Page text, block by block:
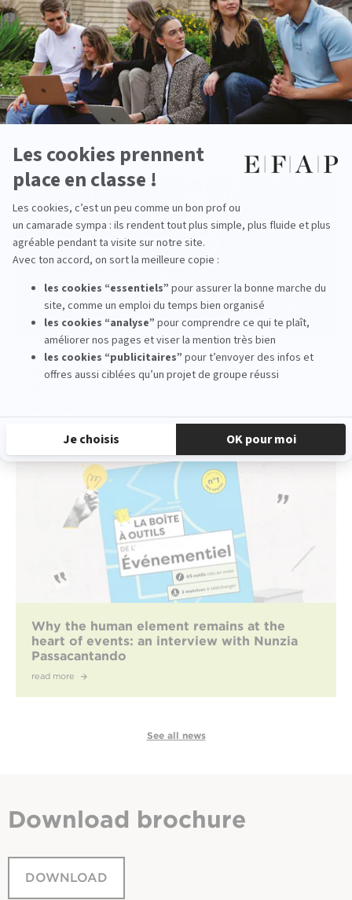
Master en Communication Internationale :
Pourquoi choisir l’EFAP ?
Études de communication à l'EFAP : une
formation stratégique pour les leaders de
Why the human element remains at the
heart of events: an interview with Nunzia
Passacantando
read more
See all news
Download brochure
DOWNLOAD